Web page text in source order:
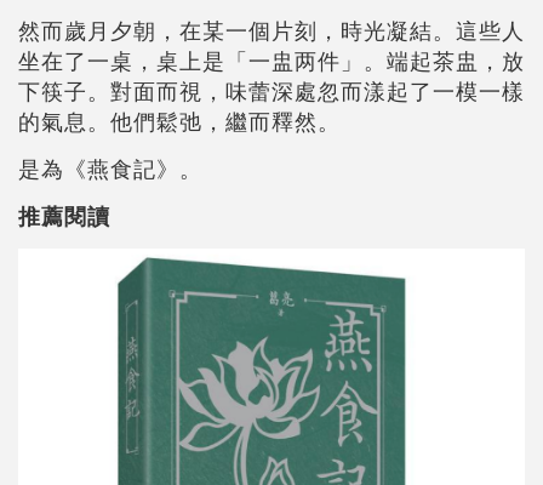
然而歲月夕朝，在某一個片刻，時光凝結。這些人
坐在了一桌，桌上是「一盅两件」。端起茶盅，放
下筷子。對面而視，味蕾深處忽而漾起了一模一樣
的氣息。他們鬆弛，繼而釋然。
是為《燕食記》。
推薦閱讀